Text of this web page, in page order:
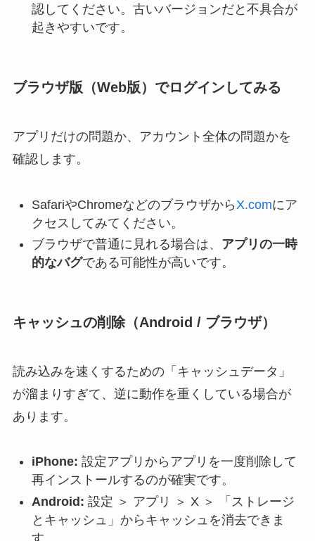
認してください。古いバージョンだと不具合が
起きやすいです。
ブラウザ版（Web版）でログインしてみる
アプリだけの問題か、アカウント全体の問題かを
確認します。
SafariやChromeなどのブラウザから X.comにア
クセスしてみてください。
ブラウザで普通に見れる場合は、 アプリの一時
的なバグである可能性が高いです。
キャッシュの削除（Android / ブラウザ）
読み込みを速くするための「キャッシュデータ」
が溜まりすぎて、逆に動作を重くしている場合が
あります。
iPhone: 設定アプリからアプリを一度削除して
再インストールするのが確実です。
Android: 設定 ＞ アプリ ＞ X ＞ 「ストレージ
とキャッシュ」からキャッシュを消去できま
す。